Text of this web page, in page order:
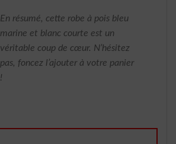
En résumé, cette robe à pois bleu
marine et blanc courte est un
véritable coup de cœur. N’hésitez
pas, foncez l’ajouter à votre panier
!